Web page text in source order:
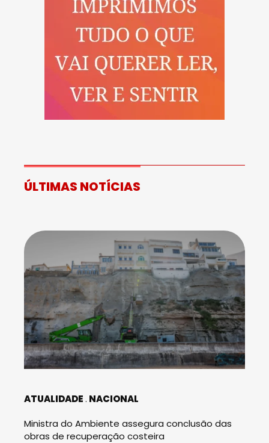
ÚLTIMAS NOTÍCIAS
ATUALIDADE NACIONAL
Ministra do Ambiente assegura conclusão das
obras de recuperação costeira